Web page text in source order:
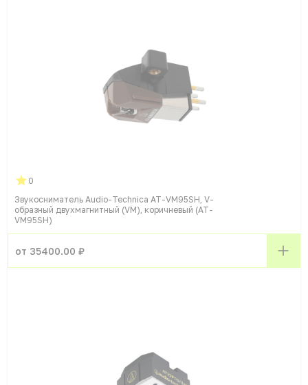
0
Звукосниматель Audio-Technica AT-VM95SH, V-
образный двухмагнитный (VM), коричневый (AT-
VM95SH)
от 35400.00 ₽